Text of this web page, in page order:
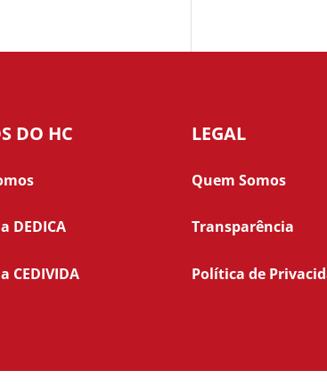
DO HC
DEDICA
CEDIVIDA
LEGAL
Quem Somos
Transparência
Política de